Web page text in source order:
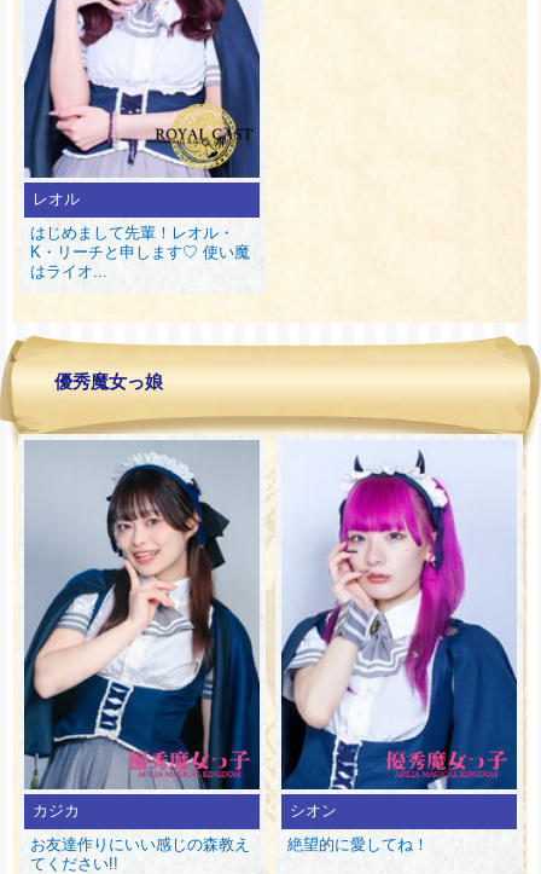
レオル
はじめまして先輩！レオル・
K・リーチと申します♡ 使い魔
はライオ...
優秀魔女っ娘
カジカ
お友達作りにいい感じの森教え
てください!!
シオン
絶望的に愛してね！